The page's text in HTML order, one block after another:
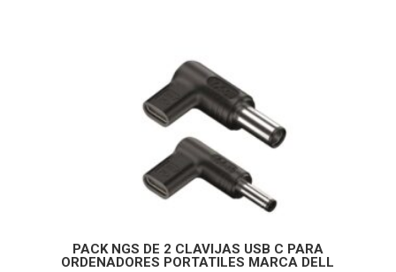
PACK NGS DE 2 CLAVIJAS USB C PARA
ORDENADORES PORTATILES MARCA DELL